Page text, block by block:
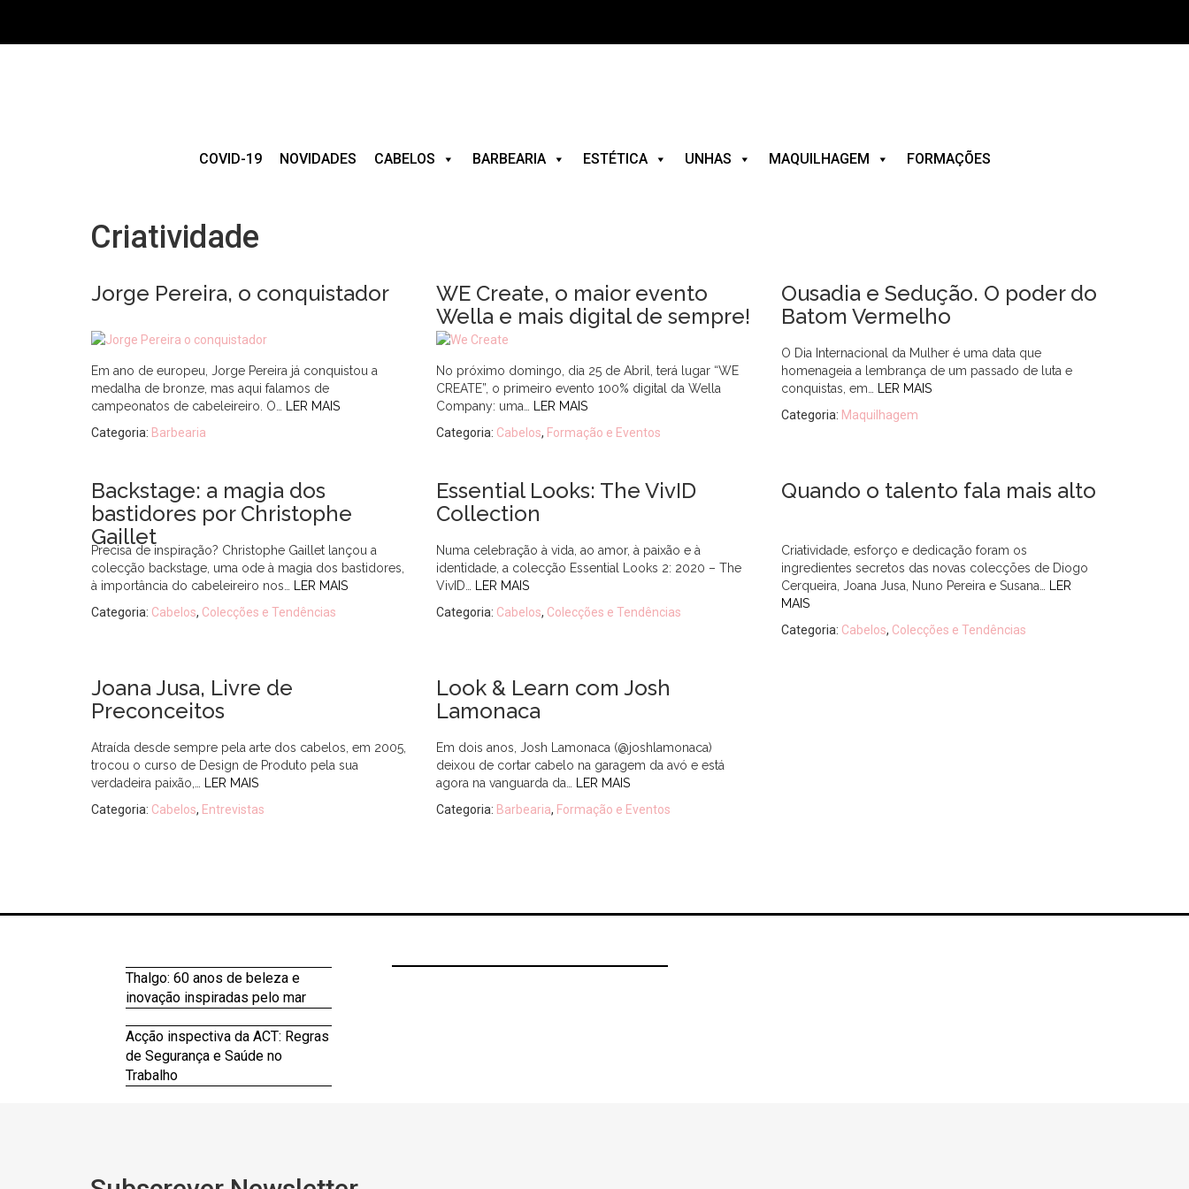
COVID-19 NOVIDADES CABELOS BARBEARIA ESTÉTICA UNHAS MAQUILHAGEM FORMAÇÕES
Criatividade
Jorge Pereira, o conquistador
Em ano de europeu, Jorge Pereira já conquistou a
medalha de bronze, mas aqui falamos de
campeonatos de cabeleireiro. O…
LER MAIS
Categoria: Barbearia
WE Create, o maior evento
Wella e mais digital de sempre!
No próximo domingo, dia 25 de Abril, terá lugar “WE
CREATE”, o primeiro evento 100% digital da Wella
Company: uma…
LER MAIS
Categoria: Cabelos, Formação e Eventos
Ousadia e Sedução. O poder do
Batom Vermelho
O Dia Internacional da Mulher é uma data que
homenageia a lembrança de um passado de luta e
conquistas, em…
LER MAIS
Categoria: Maquilhagem
Backstage: a magia dos
bastidores por Christophe
Gaillet
Precisa de inspiração? Christophe Gaillet lançou a
colecção backstage, uma ode à magia dos bastidores,
à importância do cabeleireiro nos…
LER MAIS
Categoria: Cabelos, Colecções e Tendências
Essential Looks: The VivID
Collection
Numa celebração à vida, ao amor, à paixão e à
identidade, a colecção Essential Looks 2: 2020 – The
VivID…
LER MAIS
Categoria: Cabelos, Colecções e Tendências
Quando o talento fala mais alto
Criatividade, esforço e dedicação foram os
ingredientes secretos das novas colecções de Diogo
Cerqueira, Joana Jusa, Nuno Pereira e Susana…
LER
MAIS
Categoria: Cabelos, Colecções e Tendências
Joana Jusa, Livre de
Preconceitos
Atraída desde sempre pela arte dos cabelos, em 2005,
trocou o curso de Design de Produto pela sua
verdadeira paixão,…
LER MAIS
Categoria: Cabelos, Entrevistas
Look & Learn com Josh
Lamonaca
Em dois anos, Josh Lamonaca (@joshlamonaca)
deixou de cortar cabelo na garagem da avó e está
agora na vanguarda da…
LER MAIS
Categoria: Barbearia, Formação e Eventos
Thalgo: 60 anos de beleza e
inovação inspiradas pelo mar
Acção inspectiva da ACT: Regras
de Segurança e Saúde no
Trabalho